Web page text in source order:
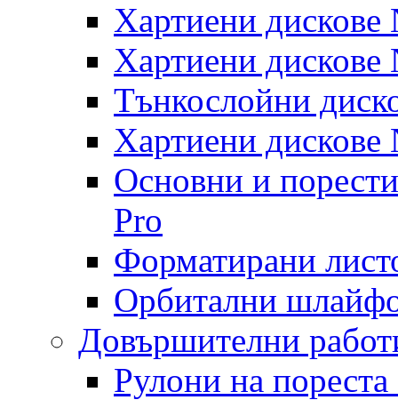
Хартиени
Хартиени
Тънкослойни
Хартиени
Основни и
Pro
Форматирани
Орбитални
Довършителни
Рулони на